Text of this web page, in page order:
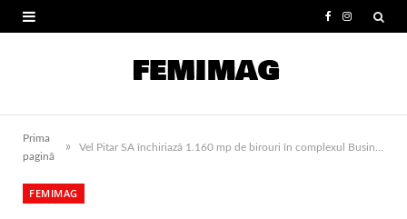
e
b
I
t
a
Prima
pagină
»
FEMIMAG